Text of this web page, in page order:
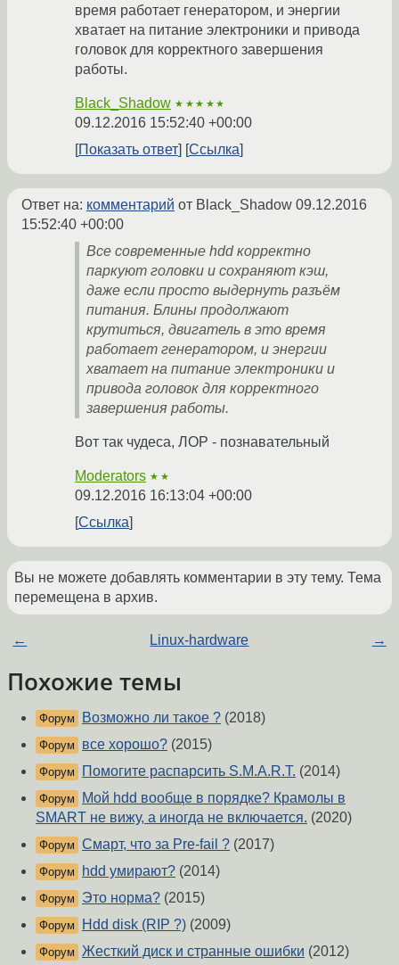
время работает генератором, и энергии
хватает на питание электроники и привода
головок для корректного завершения
работы.
Black_Shadow ★★★★★
09.12.2016 15:52:40 +00:00
Показать ответ
Ссылка
Ответ на: комментарий от Black_Shadow 09.12.2016
15:52:40 +00:00
Все современные hdd корректно
паркуют головки и сохраняют кэш,
даже если просто выдернуть разъём
питания. Блины продолжают
крутиться, двигатель в это время
работает генератором, и энергии
хватает на питание электроники и
привода головок для корректного
завершения работы.
Вот так чудеса, ЛОР - познавательный
Moderators ★★
09.12.2016 16:13:04 +00:00
Ссылка
Вы не можете добавлять комментарии в эту тему. Тема
перемещена в архив.
← Linux-hardware →
Похожие темы
Форум Возможно ли такое ? (2018)
Форум все хорошо? (2015)
Форум Помогите распарсить S.M.A.R.T. (2014)
Форум
Мой hdd вообще в порядке? Крамолы в
SMART не вижу, а иногда не включается. (2020)
Форум Смарт, что за Pre-fail ? (2017)
Форум hdd умирают? (2014)
Форум Это норма? (2015)
Форум Hdd disk (RIP ?) (2009)
Форум Жесткий диск и странные ошибки (2012)